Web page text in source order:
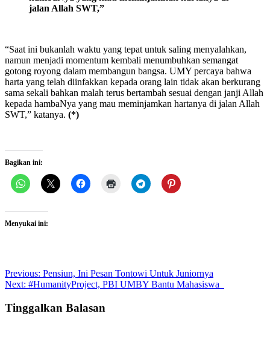
jalan Allah SWT,”
“Saat ini bukanlah waktu yang tepat untuk saling menyalahkan,
namun menjadi momentum kembali menumbuhkan semangat
gotong royong dalam membangun bangsa. UMY percaya bahwa
harta yang telah diinfakkan kepada orang lain tidak akan berkurang
sama sekali bahkan malah terus bertambah sesuai dengan janji Allah
kepada hambaNya yang mau meminjamkan hartanya di jalan Allah
SWT,” katanya. (*)
Bagikan ini:
Menyukai ini:
Post
navigation
Previous: Pensiun, Ini Pesan Tontowi Untuk Juniornya
Next: #HumanityProject, PBI UMBY Bantu Mahasiswa
Tinggalkan Balasan